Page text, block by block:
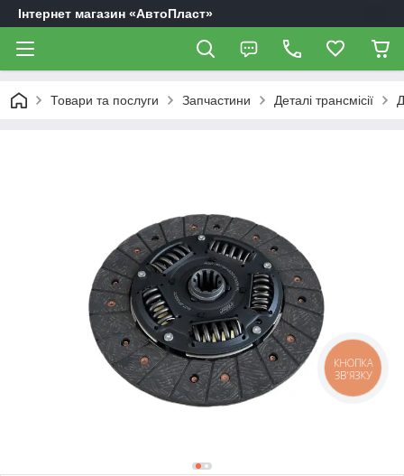
Інтернет магазин «АвтоПласт»
Товари та послуги Запчастини Деталі трансмісії
КНОПКА
ЗВ'ЯЗКУ